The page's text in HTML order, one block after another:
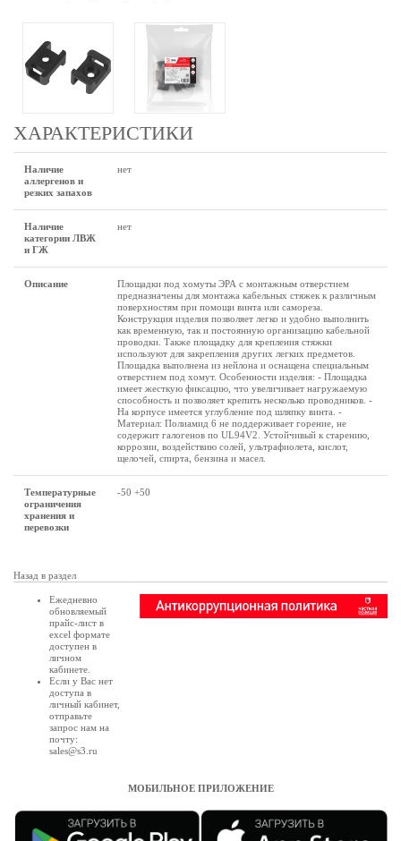
ХАРАКТЕРИСТИКИ
Наличие
аллергенов и
резких запахов
нет
Наличие
категории ЛВЖ
и ГЖ
нет
Описание
Площадки под хомуты ЭРА с монтажным отверстием
предназначены для монтажа кабельных стяжек к различным
поверхностям при помощи винта или самореза.
Конструкция изделия позволяет легко и удобно выполнить
как временную, так и постоянную организацию кабельной
проводки. Также площадку для крепления стяжки
используют для закрепления других легких предметов.
Площадка выполнена из нейлона и оснащена специальным
отверстием под хомут. Особенности изделия: - Площадка
имеет жесткую фиксацию, что увеличивает нагружаемую
способность и позволяет крепить несколько проводников. -
На корпусе имеется углубление под шляпку винта. -
Материал: Полиамид 6 не поддерживает горение, не
содержит галогенов по UL94V2. Устойчивый к старению,
коррозии, воздействию солей, ультрафиолета, кислот,
щелочей, спирта, бензина и масел.
Температурные
ограничения
хранения и
перевозки
-50 +50
Назад в раздел
Ежедневно
обновляемый
прайс-лист в
excel формате
доступен в
личном
кабинете
Если у Вас нет
доступа в
личный кабинет,
отправьте
запрос нам на
почту:
sales@s3.ru
МОБИЛЬНОЕ ПРИЛОЖЕНИЕ